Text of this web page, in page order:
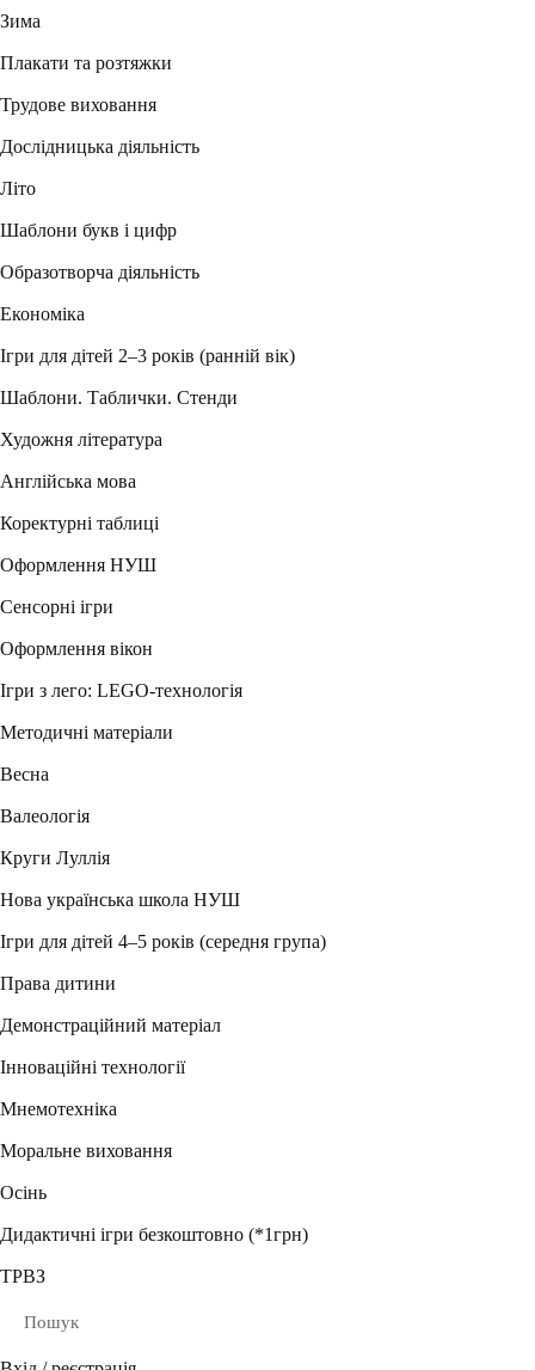
Зима
Плакати та розтяжки
Трудове виховання
Дослідницька діяльність
Літо
Шаблони букв і цифр
Образотворча діяльність
Економіка
Ігри для дітей 2–3 років (ранній вік)
Шаблони. Таблички. Стенди
Художня література
Англійська мова
Коректурні таблиці
Оформлення НУШ
Сенсорні ігри
Оформлення вікон
Ігри з лего: LEGO-технологія
Методичні матеріали
Весна
Валеологія
Круги Луллія
Нова українська школа НУШ
Ігри для дітей 4–5 років (середня група)
Права дитини
Демонстраційний матеріал
Інноваційні технології
Мнемотехніка
Моральне виховання
Осінь
Дидактичні ігри безкоштовно (*1грн)
ТРВЗ
Пошук